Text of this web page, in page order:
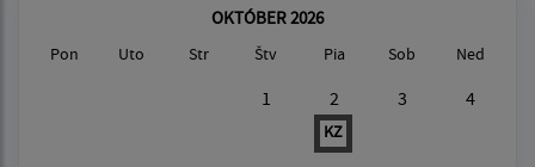
OKTÓBER 2026
Pon Uto Str Štv Pia Sob Ned
1 2
KZ
3 4